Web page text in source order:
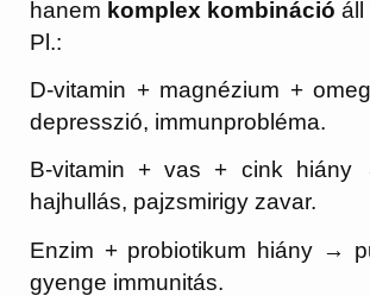
hanem komplex kombináció áll
Pl.:
D-vitamin + magnézium +
depresszió, immunprobléma.
B-vitamin + vas + cink hiány
hajhullás, pajzsmirigy zavar.
Enzim + probiotikum hiány →
gyenge immunitás.